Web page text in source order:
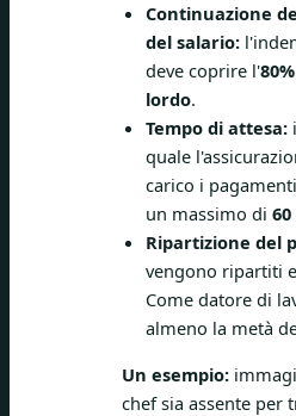
Continuazione
del salario:
deve coprire l'
lordo.
Tempo di attesa:
quale
carico i
un massimo di
Ripartizione del
vengono ripartiti
Come datore di
almeno la metà
Un esempio:
chef sia assente per